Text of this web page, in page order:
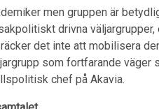
men gruppen är
drivna
det inte att mobilisera
som fortfarande väger
chef på Akavia.